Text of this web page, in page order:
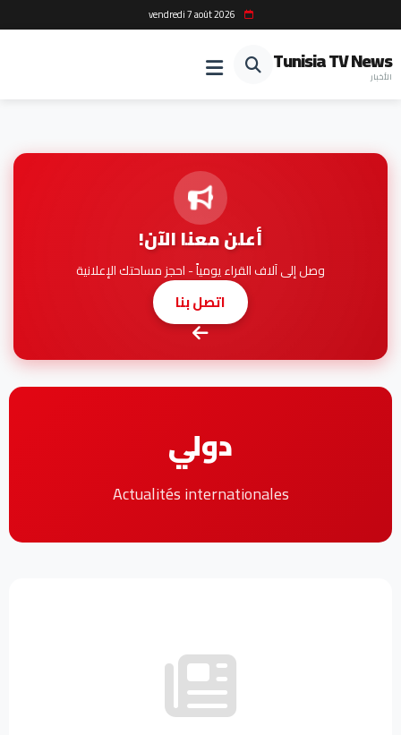
Tunisia TV News
الأخبار
أعلن معنا الآن!
وصل إلى آلاف القراء يومياً - احجز مساحتك الإعلانية
اتصل بنا
دولي
Actualités internationales